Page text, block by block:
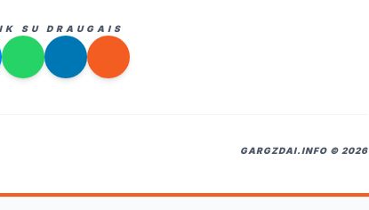
SU DRAUGAIS
GARGZDAI.INFO © 2026